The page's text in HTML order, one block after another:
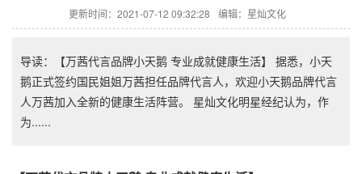
更新时间：2021-07-12 09:32:28 编辑：星灿文化
导读：【万茜代言品牌小天鹅 专业成就健康生活】 据悉，小天
鹅正式签约国民姐姐万茜担任品牌代言人，欢迎小天鹅品牌代言
人万茜加入全新的健康生活阵营。 星灿文化明星经纪认为，作
为......